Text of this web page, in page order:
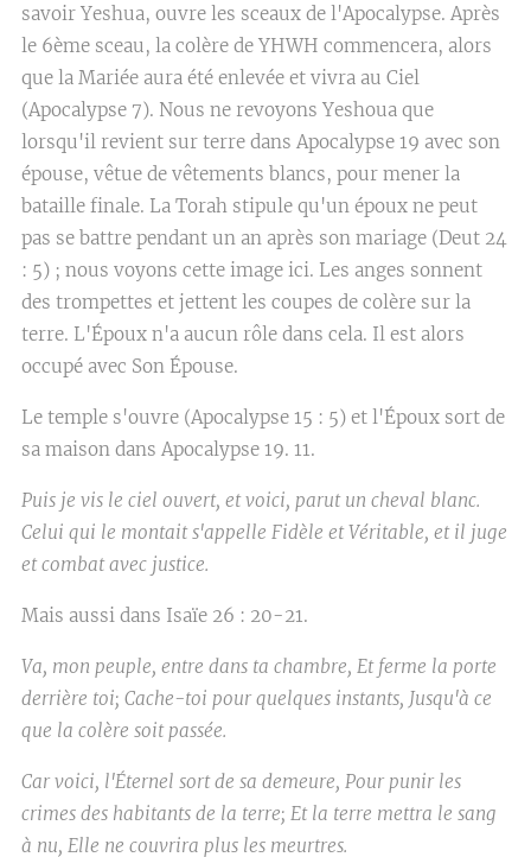
savoir Yeshua, ouvre les sceaux de l'Apocalypse. Après
le 6ème sceau, la colère de YHWH commencera, alors
que la Mariée aura été enlevée et vivra au Ciel
(Apocalypse 7). Nous ne revoyons Yeshoua que
lorsqu'il revient sur terre dans Apocalypse 19 avec son
épouse, vêtue de vêtements blancs, pour mener la
bataille finale. La Torah stipule qu'un époux ne peut
pas se battre pendant un an après son mariage (Deut 24
: 5) ; nous voyons cette image ici. Les anges sonnent
des trompettes et jettent les coupes de colère sur la
terre. L'Époux n'a aucun rôle dans cela. Il est alors
occupé avec Son Épouse.
Le temple s'ouvre (Apocalypse 15 : 5) et l'Époux sort de
sa maison dans Apocalypse 19. 11.
Puis je vis le ciel ouvert, et voici, parut un cheval blanc.
Celui qui le montait s'appelle Fidèle et Véritable, et il juge
et combat avec justice.
Mais aussi dans Isaïe 26 : 20-21.
Va, mon peuple, entre dans ta chambre, Et ferme la porte
derrière toi; Cache-toi pour quelques instants, Jusqu'à ce
que la colère soit passée.
Car voici, l'Éternel sort de sa demeure, Pour punir les
crimes des habitants de la terre; Et la terre mettra le sang
à nu, Elle ne couvrira plus les meurtres.